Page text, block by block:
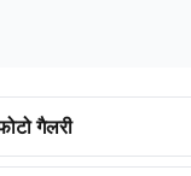
गैलरी